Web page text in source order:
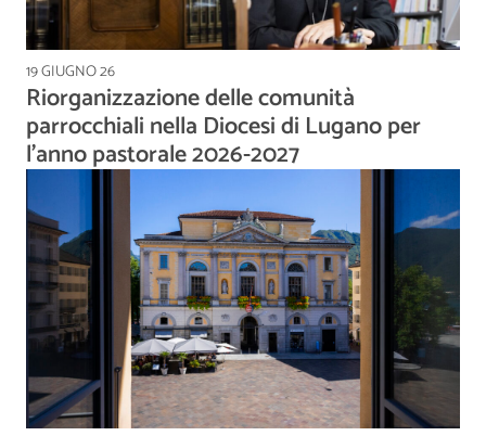
19 GIUGNO 26
Riorganizzazione delle comunità
parrocchiali nella Diocesi di Lugano per
l’anno pastorale 2026-2027